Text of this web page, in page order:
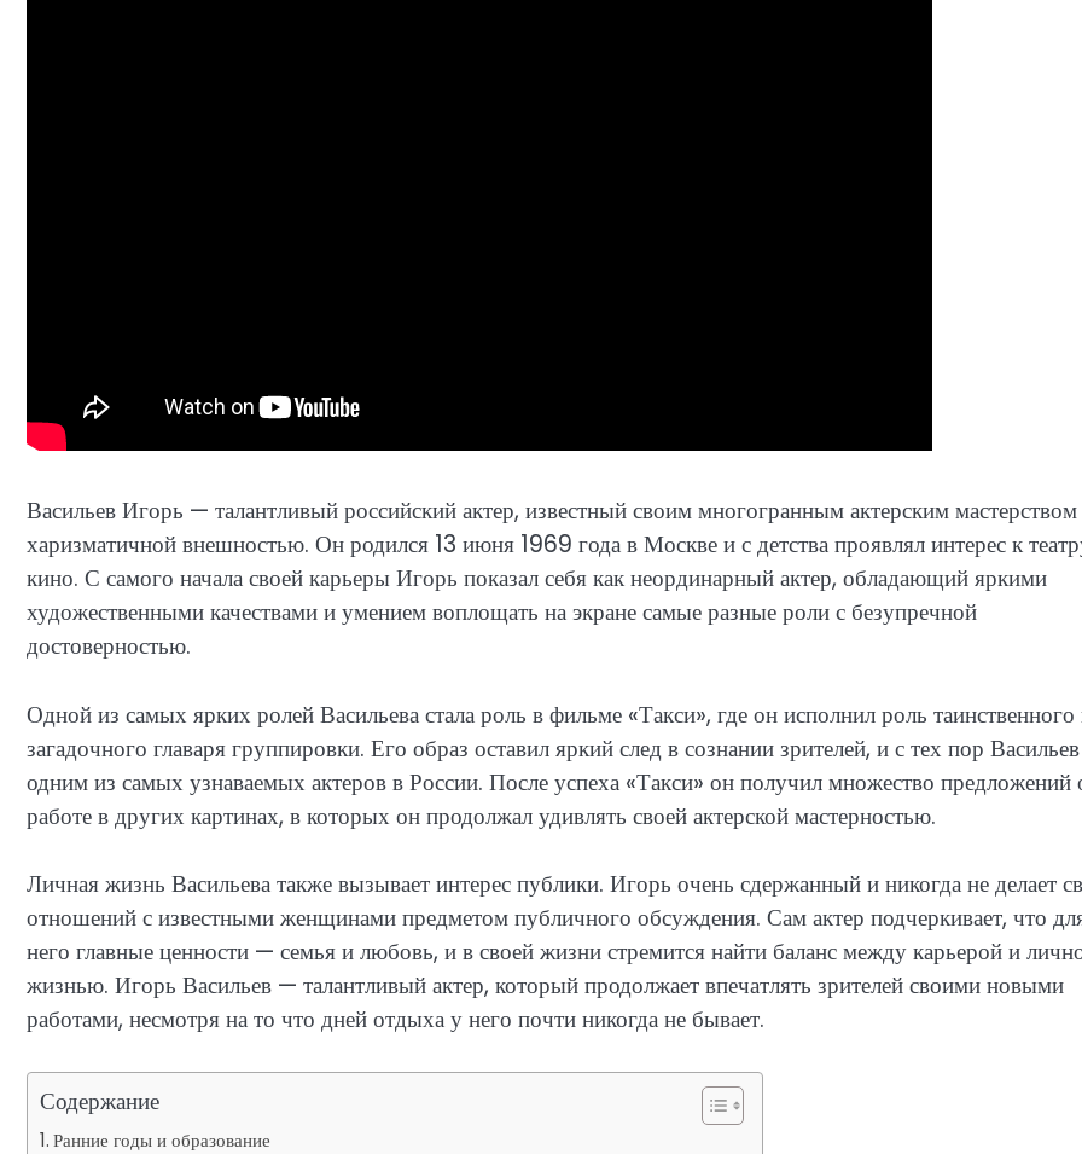
Васильев Игорь — талантливый российский актер, известный своим многогранным актерским
харизматичной внешностью. Он родился 13 июня 1969 года в Москве и с детства проявлял интерес к
кино. С самого начала своей карьеры Игорь показал себя как неординарный актер, обладающий яркими
художественными качествами и умением воплощать на экране самые разные роли с безупречной
достоверностью.
Одной из самых ярких ролей Васильева стала роль в фильме «Такси», где он исполнил роль таинственного
загадочного главаря группировки. Его образ оставил яркий след в сознании зрителей, и с тех пор
одним из самых узнаваемых актеров в России. После успеха «Такси» он получил множество предложений
работе в других картинах, в которых он продолжал удивлять своей актерской мастерностью.
Личная жизнь Васильева также вызывает интерес публики. Игорь очень сдержанный и никогда не делает
отношений с известными женщинами предметом публичного обсуждения. Сам актер подчеркивает, что
него главные ценности — семья и любовь, и в своей жизни стремится найти баланс между карьерой и
жизнью. Игорь Васильев — талантливый актер, который продолжает впечатлять зрителей своими новыми
работами, несмотря на то что дней отдыха у него почти никогда не бывает.
Содержание
Ранние годы и образование